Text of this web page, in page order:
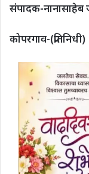
संपादक-नानासाहेब
कोपरगाव-(प्रतिनिधी)